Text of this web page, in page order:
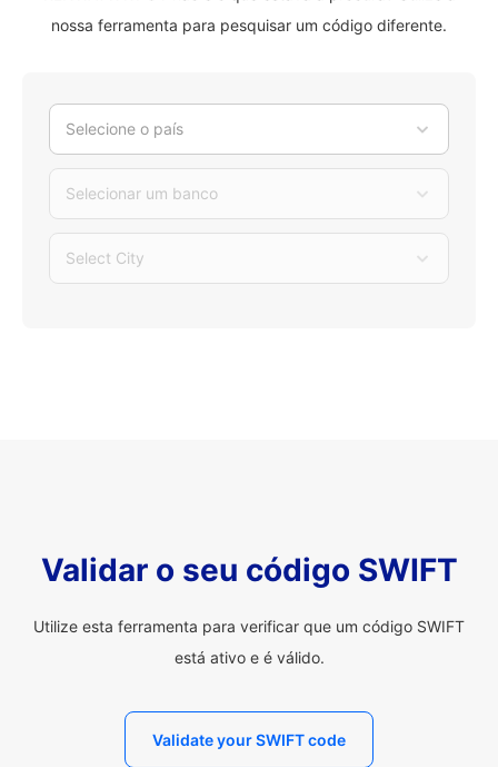
nossa ferramenta para pesquisar um código diferente.
Selecione o país
Selecionar um banco
Select City
Validar o seu código SWIFT
Utilize esta ferramenta para verificar que um código SWIFT
está ativo e é válido.
Validate your SWIFT code